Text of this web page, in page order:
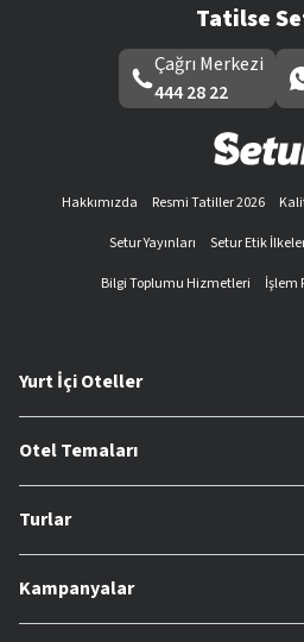
Tatilse
Çağrı Merkezi
444 28 22
Hakkımızda Resmi Tatiller 2026
Setur Yayınları
Setur Etik
Bilgi Toplumu Hizmetleri
İşlem
Yurt İçi Oteller
Otel Temaları
Turlar
Kampanyalar